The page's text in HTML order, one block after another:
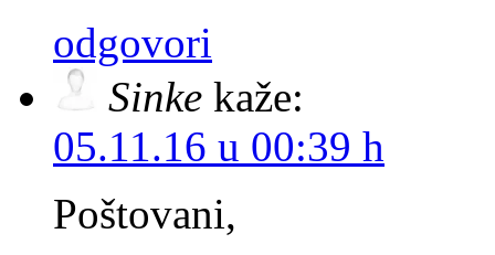
odgovori
Sinke kaže:
05.11.16 u 00:39 h
Poštovani,